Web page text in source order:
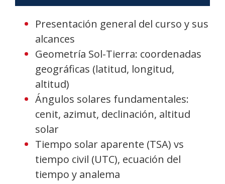
Presentación general del curso y sus
alcances
Geometría Sol-Tierra: coordenadas
geográficas (latitud, longitud,
altitud)
Ángulos solares fundamentales:
cenit, azimut, declinación, altitud
solar
Tiempo solar aparente (TSA) vs
tiempo civil (UTC), ecuación del
tiempo y analema